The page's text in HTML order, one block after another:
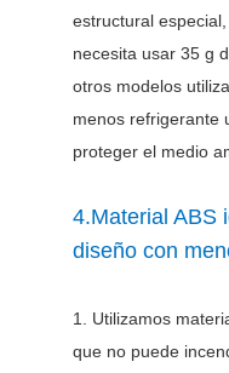
estructural
necesita usar 35 g
otros modelos
menos refrigerante
proteger el medio
4.Material ABS
diseño con
1. Utilizamos
que no puede